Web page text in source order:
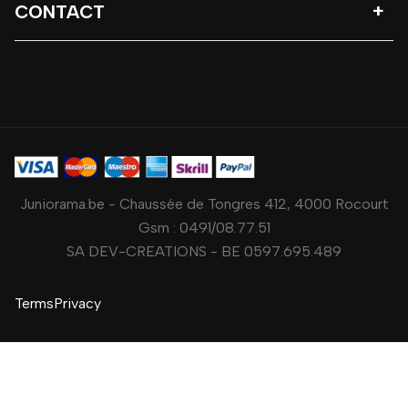
CONTACT
Juniorama.be - Chaussée de Tongres 412, 4000 Rocourt
Gsm : 0491/08.77.51
SA DEV-CREATIONS - BE 0597.695.489
TermsPrivacy